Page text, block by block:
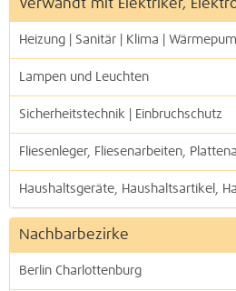
Verwandt mit Elektriker,
Heizung | Sanitär | Klima |
Lampen und Leuchten
Sicherheitstechnik | Einbruchschutz
Fliesenleger, Fliesenarbeiten,
Haushaltsgeräte, Haushaltsartikel,
Nachbarbezirke
Berlin Charlottenburg